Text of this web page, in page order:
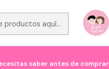
saber antes de comprar